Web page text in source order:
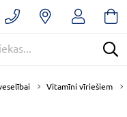
Vitamīni vīriešiem